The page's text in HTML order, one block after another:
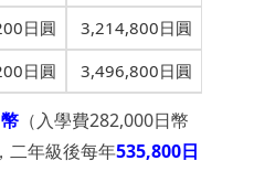
日圓
3,214,800日圓
日圓 3,496,800日圓
（入學費282,000日幣
二年級後每年535,800日